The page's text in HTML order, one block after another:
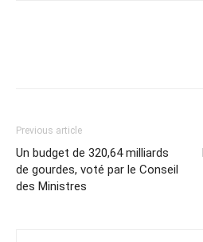
Previous article
Un budget de 320,64 milliards
de gourdes, voté par le Conseil
des Ministres